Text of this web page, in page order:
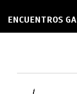
ENCUENTROS